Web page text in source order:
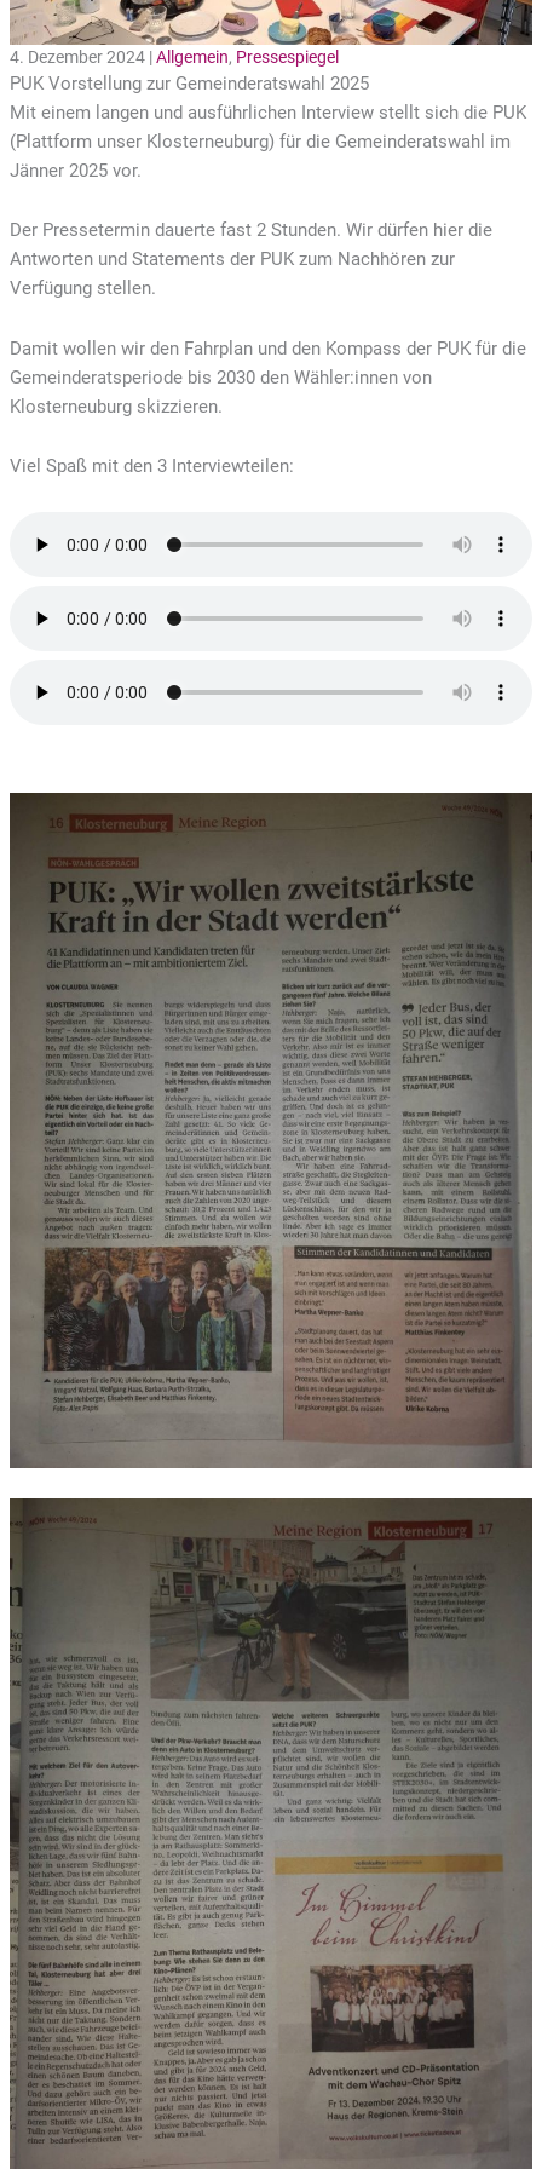
4. Dezember 2024 |Allgemein, Pressespiegel
PUK Vorstellung zur Gemeinderatswahl 2025
Mit einem langen und ausführlichen Interview stellt sich die PUK
(Plattform unser Klosterneuburg) für die Gemeinderatswahl im
Jänner 2025 vor.
Der Pressetermin dauerte fast 2 Stunden. Wir dürfen hier die
Antworten und Statements der PUK zum Nachhören zur
Verfügung stellen.
Damit wollen wir den Fahrplan und den Kompass der PUK für die
Gemeinderatsperiode bis 2030 den Wähler:innen von
Klosterneuburg skizzieren.
Viel Spaß mit den 3 Interviewteilen: